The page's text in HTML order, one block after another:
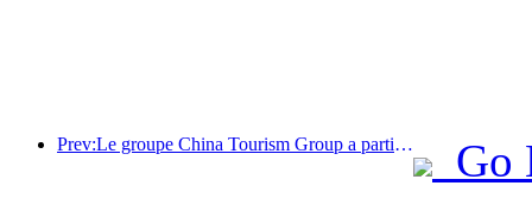
Prev:Le groupe China Tourism Group a participé à l'Exposition internationale d'importation de Chine pendant huit années consécutives, signant des contrats d'une valeur de plus d'un milliard de dollars américains.
Go